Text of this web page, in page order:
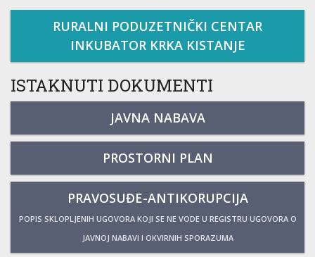
RURALNI PODUZETNIČKI CENTAR
INKUBATOR KRKA KISTANJE
ISTAKNUTI DOKUMENTI
JAVNA NABAVA
PROSTORNI PLAN
PRAVOSUĐE-ANTIKORUPCIJA
POPIS SKLOPLJENIH UGOVORA KOJI SE NE VODE U REGISTRU UGOVORA O
JAVNOJ NABAVI I OKVIRNIH SPORAZUMA